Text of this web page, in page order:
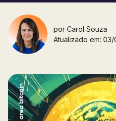
por Carol Souza
Atualizado em: 03/